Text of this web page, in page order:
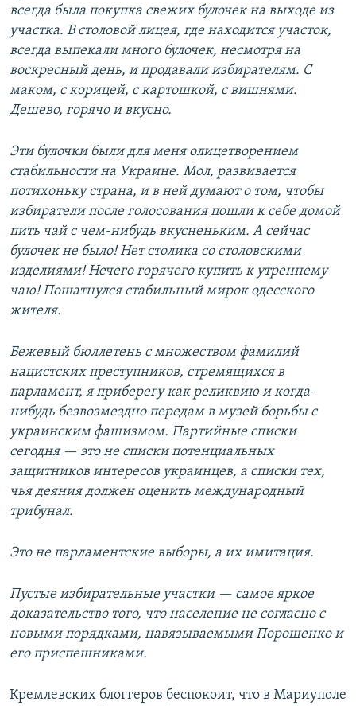
всегда была покупка свежих булочек на выходе из
участка. В столовой лицея, где находится участок,
всегда выпекали много булочек, несмотря на
воскресный день, и продавали избирателям. С
маком, с корицей, с картошкой, с вишнями.
Дешево, горячо и вкусно.
Эти булочки были для меня олицетворением
стабильности на Украине. Мол, развивается
потихоньку страна, и в ней думают о том, чтобы
избиратели после голосования пошли к себе домой
пить чай с чем-нибудь вкусненьким. А сейчас
булочек не было! Нет столика со столовскими
изделиями! Нечего горячего купить к утреннему
чаю! Пошатнулся стабильный мирок одесского
жителя.
Бежевый бюллетень с множеством фамилий
нацистских преступников, стремящихся в
парламент, я приберегу как реликвию и когда-
нибудь безвозмездно передам в музей борьбы с
украинским фашизмом. Партийные списки
сегодня — это не списки потенциальных
защитников интересов украинцев, а списки тех,
чья деяния должен оценить международный
трибунал.
Это не парламентские выборы, а их имитация.
Пустые избирательные участки — самое яркое
доказательство того, что население не согласно с
новыми порядками, навязываемыми Порошенко и
его приспешниками.
Кремлевских блоггеров беспокоит, что в Мариуполе